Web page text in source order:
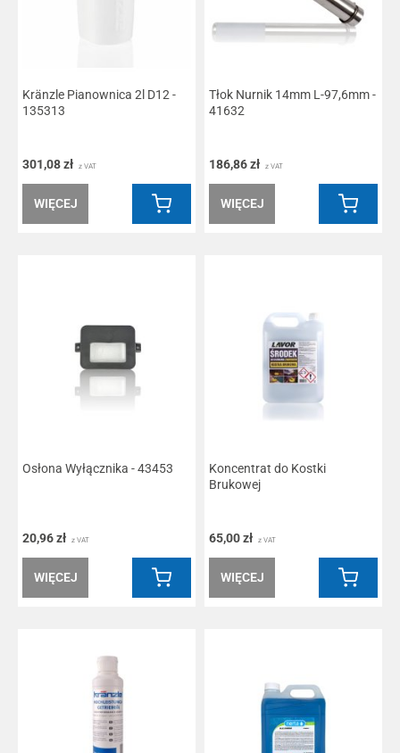
Kränzle Pianownica 2l D12 -
135313
301,08 zł z VAT
WIĘCEJ
Tłok Nurnik 14mm L-97,6mm -
41632
186,86 zł z VAT
WIĘCEJ
Osłona Wyłącznika - 43453
20,96 zł z VAT
WIĘCEJ
Koncentrat do Kostki
Brukowej
65,00 zł z VAT
WIĘCEJ